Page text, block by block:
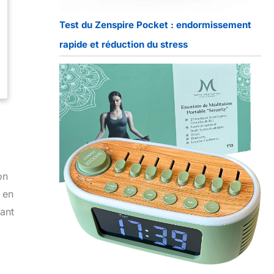
Test du Zenspire Pocket : endormissement
rapide et réduction du stress